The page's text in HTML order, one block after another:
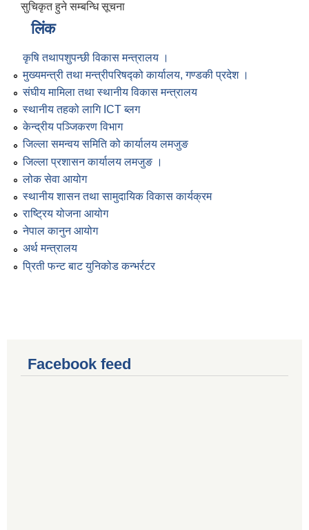
सुचिकृत हुने सम्बन्धि सूचना
लिंक
कृषि तथापशुपन्छी विकास मन्त्रालय ।
मुख्यमन्त्री तथा मन्त्रीपरिषद्को कार्यालय, गण्डकी प्रदेश ।
संघीय मामिला तथा स्थानीय विकास मन्त्रालय
स्थानीय तहको लागि ICT ब्लग
केन्द्रीय पञ्जिकरण विभाग
जिल्ला समन्वय समिति को कार्यालय लमजुङ
जिल्ला प्रशासन कार्यालय लमजुङ ।
लोक सेवा आयोग
स्थानीय शासन तथा सामुदायिक विकास कार्यक्रम
राष्ट्रिय योजना आयोग
नेपाल कानुन आयोग
अर्थ मन्त्रालय
प्रिती फन्ट बाट युनिकोड कन्भर्रटर
Facebook feed